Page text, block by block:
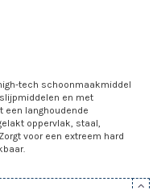
tech schoonmaakmiddel
en met
een langhoudende
oppervlak, staal,
voor een extreem hard